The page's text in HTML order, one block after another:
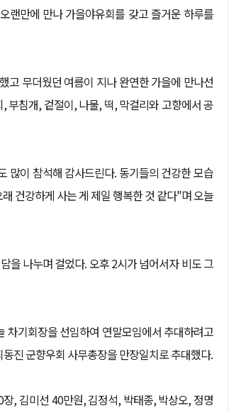
랜만에 만나 가을야유회를 갖고 즐거운 하루를
고 무더웠던 여름이 지나 완연한 가을에 만나선
부침개, 겉절이, 나물, 떡, 막걸리와 고향에서 공
많이 참석해 감사드린다. 동기들의 건강한 모습
건강하게 사는 게 제일 행복한 것 같다"며 오늘
을 나누며 걸었다. 오후 2시가 넘어서자 비도 그
기회장을 선임하여 연말모임에서 추대하려고
진 군향우회 사무총장을 만장일치로 추대했다.
, 김미선 40만원, 김정석, 박태종, 박상오, 정명